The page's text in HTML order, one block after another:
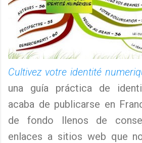
Cultivez votre identité
una guía práctica de
acaba de publicarse en
de fondo llenos de
enlaces a sitios web que